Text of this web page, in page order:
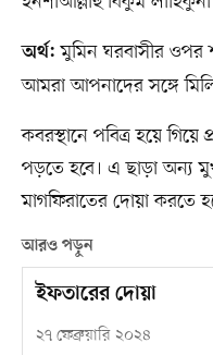
অর্থ: মুমিন ঘরবাসীর ওপর
আমরা আপনাদের সঙ্গে
কবরস্থানে পবিত্র হয়ে
পড়তে হবে। এ ছাড়া অন্য
মাগফিরাতের দোয়া করতে
আরও পড়ুন
ইফতারের দোয়া
২৭ ফেব্রুয়ারি ২০২৪